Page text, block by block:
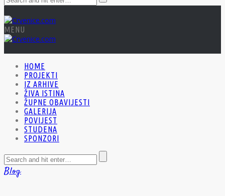
MENU
HOME
PROJEKTI
IZ ARHIVE
ŽIVA ISTINA
ŽUPNE OBAVIJESTI
GALERIJA
POVIJEST
STUDENA
SPONZORI
Blog